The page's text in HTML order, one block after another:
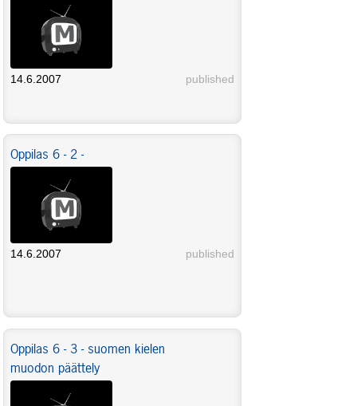
published
14.6.2007
Oppilas 6 - 2 -
published
14.6.2007
Oppilas 6 - 3 - suomen kielen
muodon päättely